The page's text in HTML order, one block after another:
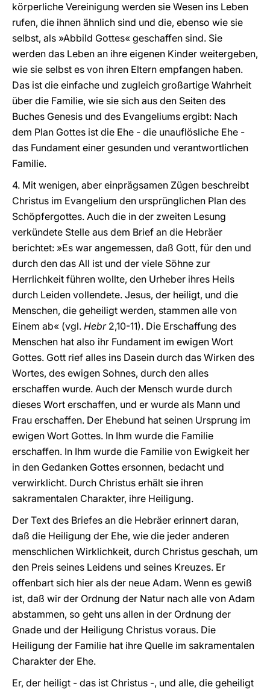
körperliche Vereinigung werden sie Wesen ins Leben
rufen, die ihnen ähnlich sind und die, ebenso wie sie
selbst, als »Abbild Gottes« geschaffen sind. Sie
werden das Leben an ihre eigenen Kinder weitergeben,
wie sie selbst es von ihren Eltern empfangen haben.
Das ist die einfache und zugleich großartige Wahrheit
über die Familie, wie sie sich aus den Seiten des
Buches Genesis und des Evangeliums ergibt: Nach
dem Plan Gottes ist die Ehe - die unauflösliche Ehe -
das Fundament einer gesunden und verantwortlichen
Familie.
4. Mit wenigen, aber einprägsamen Zügen beschreibt
Christus im Evangelium den ursprünglichen Plan des
Schöpfergottes. Auch die in der zweiten Lesung
verkündete Stelle aus dem Brief an die Hebräer
berichtet: »Es war angemessen, daß Gott, für den und
durch den das All ist und der viele Söhne zur
Herrlichkeit führen wollte, den Urheber ihres Heils
durch Leiden vollendete. Jesus, der heiligt, und die
Menschen, die geheiligt werden, stammen alle von
Einem ab« (vgl. Hebr2,10-11). Die Erschaffung des
Menschen hat also ihr Fundament im ewigen Wort
Gottes. Gott rief alles ins Dasein durch das Wirken des
Wortes, des ewigen Sohnes, durch den alles
erschaffen wurde. Auch der Mensch wurde durch
dieses Wort erschaffen, und er wurde als Mann und
Frau erschaffen. Der Ehebund hat seinen Ursprung im
ewigen Wort Gottes. In Ihm wurde die Familie
erschaffen. In Ihm wurde die Familie von Ewigkeit her
in den Gedanken Gottes ersonnen, bedacht und
verwirklicht. Durch Christus erhält sie ihren
sakramentalen Charakter, ihre Heiligung.
Der Text des Briefes an die Hebräer erinnert daran,
daß die Heiligung der Ehe, wie die jeder anderen
menschlichen Wirklichkeit, durch Christus geschah, um
den Preis seines Leidens und seines Kreuzes. Er
offenbart sich hier als der neue Adam. Wenn es gewiß
ist, daß wir der Ordnung der Natur nach alle von Adam
abstammen, so geht uns allen in der Ordnung der
Gnade und der Heiligung Christus voraus. Die
Heiligung der Familie hat ihre Quelle im sakramentalen
Charakter der Ehe.
Er, der heiligt - das ist Christus -, und alle, die geheiligt